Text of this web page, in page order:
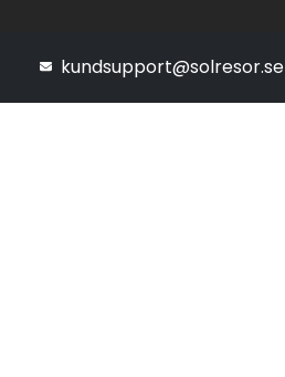
kundsupport@solresor.se